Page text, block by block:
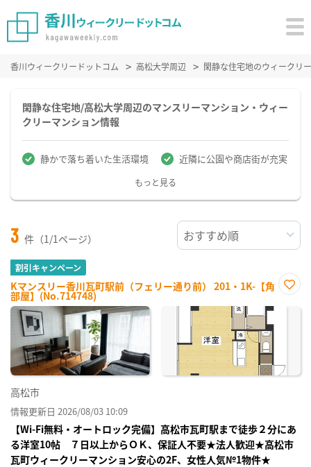
香川ウィークリードットコム 高松大学周辺 閑静な住宅地のウィークリ
閑静な住宅地/高松大学周辺のマンスリーマンション・ウィー
クリーマンション情報
静かで落ち着いた生活環境 近隣に公園や商店街が充実
もっと見る
3 件（1/1ページ）
割引キャンペーン
Kマンスリー香川瓦町駅前（フェリー通り前） 201・1K-【角
部屋】(No.714748)
に入
高松市
情報更新日 2026/08/03 10:09
【Wi-Fi無料・オートロック完備】高松市瓦町駅まで徒歩２分にあ
る洋室10帖 ７日以上からＯＫ、保証人不要★法人歓迎★高松市
瓦町ウィークリーマンション安心の2F、女性人気№1物件★